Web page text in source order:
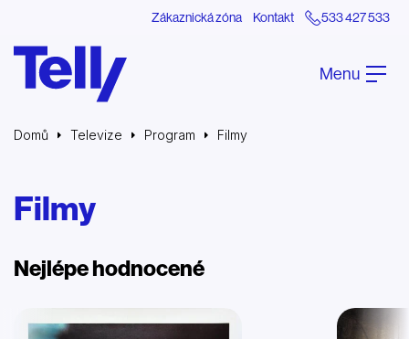
Zákaznická zóna Kontakt 533 427 533
Menu
Domů Televize Program Filmy
Filmy
Nejlépe hodnocené